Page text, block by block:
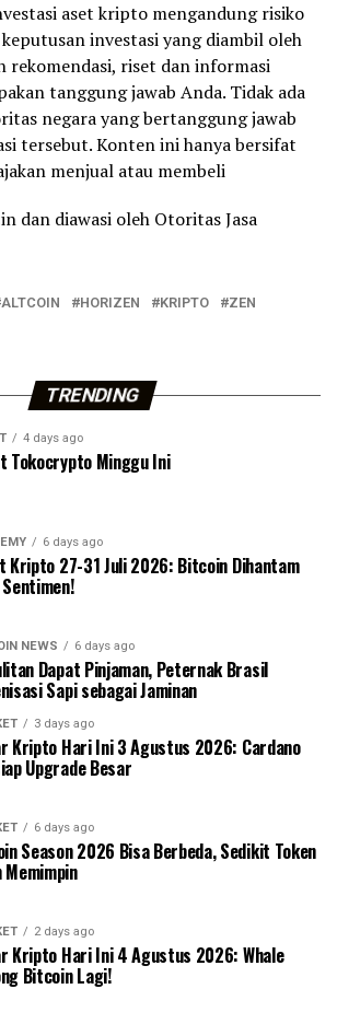
aset kripto mengandung risiko
investasi yang diambil oleh
rekomendasi, riset dan informasi
tanggung jawab Anda. Tidak ada
negara yang bertanggung jawab
tersebut. Konten ini hanya bersifat
menjual atau membeli
dan diawasi oleh Otoritas Jasa
ALTCOIN HORIZEN KRIPTO ZEN
TRENDING
4 days ago
Tokocrypto Minggu Ini
6 days ago
Kripto 27-31 Juli 2026: Bitcoin Dihantam
NEWS 6 days ago
Dapat Pinjaman, Peternak Brasil
Sapi sebagai Jaminan
3 days ago
Kripto Hari Ini 3 Agustus 2026: Cardano
Upgrade Besar
6 days ago
Season 2026 Bisa Berbeda, Sedikit Token
Memimpin
2 days ago
Kripto Hari Ini 4 Agustus 2026: Whale
Bitcoin Lagi!